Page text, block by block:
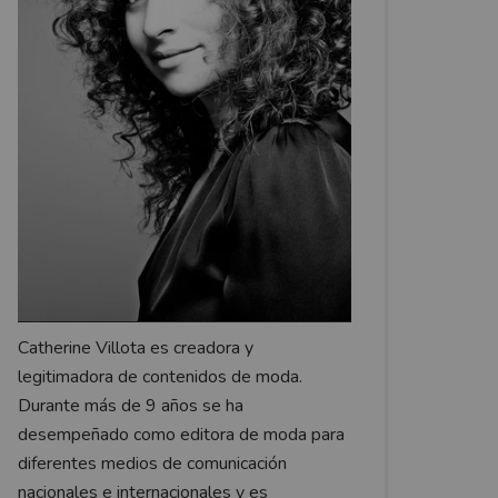
Catherine Villota es creadora y
legitimadora de contenidos de moda.
Durante más de 9 años se ha
desempeñado como editora de moda para
diferentes medios de comunicación
nacionales e internacionales y es